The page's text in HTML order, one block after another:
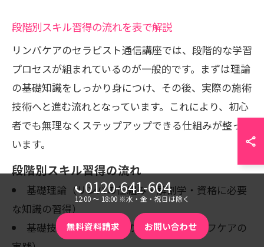
段階別スキル習得の流れを表で解説
リンパケアのセラピスト通信講座では、段階的な学習
プロセスが組まれているのが一般的です。まずは理論
の基礎知識をしっかり身につけ、その後、実際の施術
技術へと進む流れとなっています。これにより、初心
者でも無理なくステップアップできる仕組みが整って
います。
段階別スキル習得の流れ
基礎理論（リンパの仕組み・解剖学・資格に必要
な知識の習得）
基礎技術（リンパケアの基本手技・セルフケアの
0120-641-604
12:00 〜 18:00 ※水・金・祝日は除く
無料資料請求 お問い合わせ